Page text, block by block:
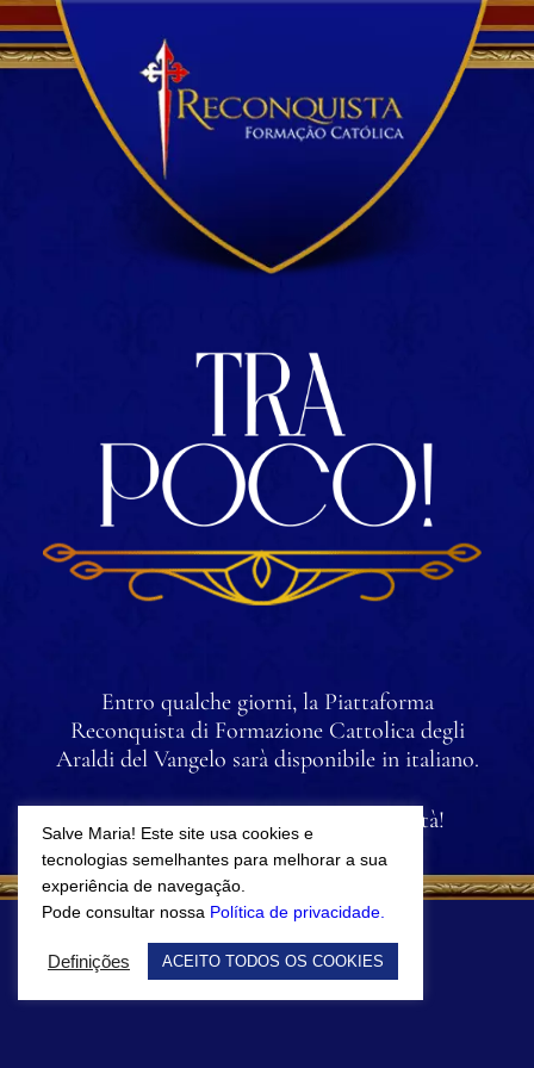
Entro qualche giorni, la Piattaforma
Reconquista di Formazione Cattolica degli
Araldi del Vangelo sarà disponibile in italiano.
Intanto, iscriviti per ricevere le novità!
Salve Maria! Este site usa cookies e
tecnologias semelhantes para melhorar a sua
experiência de navegação.
Pode consultar nossa Política de privacidade.
Definições ACEITO TODOS OS COOKIES